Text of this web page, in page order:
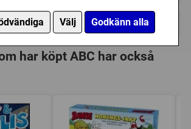
Välj Godkänn alla
18139
har köpt ABC har också